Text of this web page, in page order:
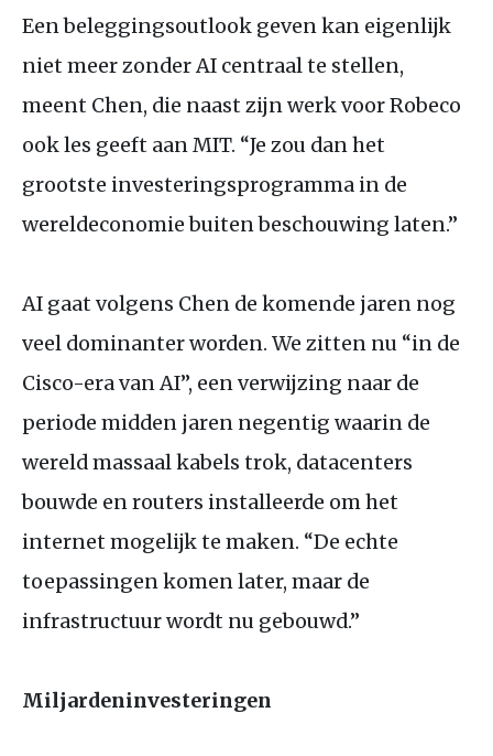
Een beleggingsoutlook geven kan eigenlijk
niet meer zonder AI centraal te stellen,
meent Chen, die naast zijn werk voor Robeco
ook les geeft aan MIT. “Je zou dan het
grootste investeringsprogramma in de
wereldeconomie buiten beschouwing laten.”
AI gaat volgens Chen de komende jaren nog
veel dominanter worden. We zitten nu “in de
Cisco-era van AI”, een verwijzing naar de
periode midden jaren negentig waarin de
wereld massaal kabels trok, datacenters
bouwde en routers installeerde om het
internet mogelijk te maken. “De echte
toepassingen komen later, maar de
infrastructuur wordt nu gebouwd.”
Miljardeninvesteringen